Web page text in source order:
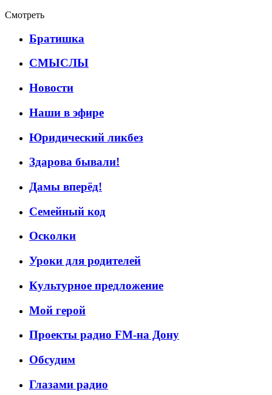
Смотреть
Братишка
СМЫСЛЫ
Новости
Наши в эфире
Юридический ликбез
Здарова бывали!
Дамы вперёд!
Семейный код
Осколки
Уроки для родителей
Культурное предложение
Мой герой
Проекты радио FM-на Дону
Обсудим
Глазами радио